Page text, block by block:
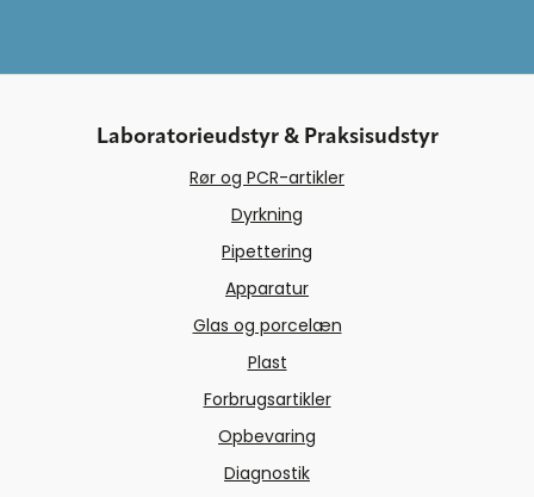
Laboratorieudstyr & Praksisudstyr
Rør og PCR-artikler
Dyrkning
Pipettering
Apparatur
Glas og porcelæn
Plast
Forbrugsartikler
Opbevaring
Diagnostik